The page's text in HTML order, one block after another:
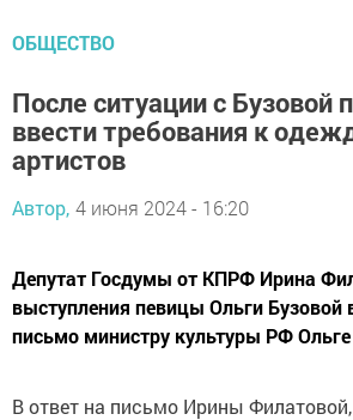
ОБЩЕСТВО
После ситуации с Бузовой
ввести требования к
артистов
Автор, 4 июня 2024 - 16:20
Депутат Госдумы от КПРФ Ирина
выступления певицы Ольги Бузовой
письмо министру культуры РФ
В ответ на письмо Ирины